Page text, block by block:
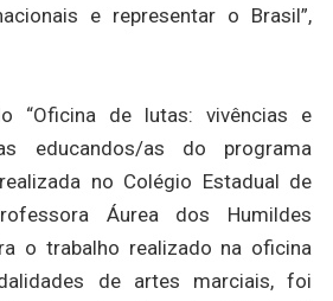
e representar o Brasil”,
“Oficina de lutas: vivências e
educandos/as do programa
no Colégio Estadual de
Áurea dos Humildes
o trabalho realizado na oficina
de artes marciais, foi